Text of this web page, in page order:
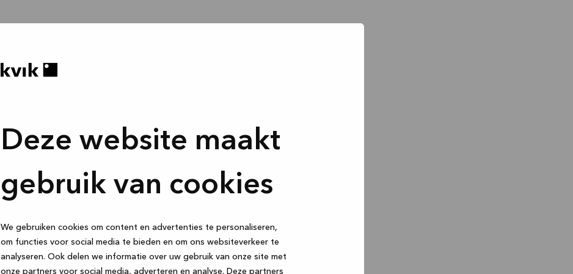
Deze website maakt
gebruik van cookies
We gebruiken cookies om content en advertenties te personaliseren,
om functies voor social media te bieden en om ons websiteverkeer te
analyseren. Ook delen we informatie over uw gebruik van onze site met
onze partners voor social media, adverteren en analyse. Deze partners